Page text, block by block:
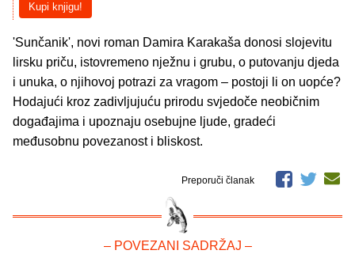
Kupi knjigu!
'Sunčanik', novi roman Damira Karakaša donosi slojevitu
lirsku priču, istovremeno nježnu i grubu, o putovanju djeda
i unuka, o njihovoj potrazi za vragom – postoji li on uopće?
Hodajući kroz zadivljujuću prirodu svjedoče neobičnim
događajima i upoznaju osebujne ljude, gradeći
međusobnu povezanost i bliskost.
Preporuči članak
– POVEZANI SADRŽAJ –